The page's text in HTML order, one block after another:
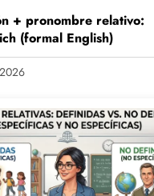
+ pronombre relativo:
(formal English)